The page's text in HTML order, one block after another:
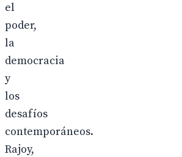
el
poder,
la
democracia
y
los
desafíos
contemporáneos.
Rajoy,